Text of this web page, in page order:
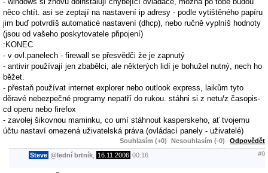
něco chtít. asi se zeptají na nastavení ip adresy - podle vytištěného papíru
jim buď potvrdíš automaticé nastavení (dhcp), nebo ručně vyplníš hodnoty
(jsou od vašeho poskytovatele připojení)
:KONEC
- v ovl.panelech - firewall se přesvědči že je zapnutý
- antivir používají jen zbabělci, ale některých lidí je bohužel nutný, nech ho
běžet.
- přestaň používat internet explorer nebo outlook express, laikům tyto
děravé nebezpečné programy nepatří do rukou. stáhni si z netu/z časopis-
cd operu nebo firefox
- zavolej šikovnou maminku, co umí stáhnout kasperskeho, ať tvojemu
účtu nastaví omezená uživatelská práva (ovládací panely - uživatelé)
Souhlasím (+0) Nesouhlasím (-0) Odpovědět
Steve @lední brtník 16.11.2006 00:16 #9